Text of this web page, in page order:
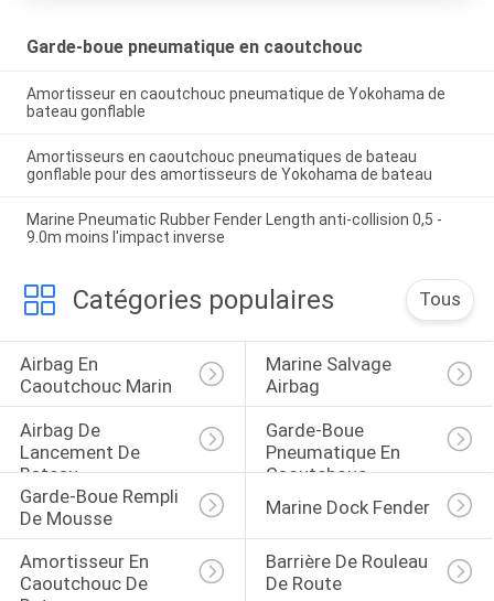
Garde-boue pneumatique en caoutchouc
Amortisseur en caoutchouc pneumatique de Yokohama de
bateau gonflable
Amortisseurs en caoutchouc pneumatiques de bateau
gonflable pour des amortisseurs de Yokohama de bateau
Marine Pneumatic Rubber Fender Length anti-collision 0,5 -
9.0m moins l'impact inverse
Catégories populaires Tous
Airbag En
Caoutchouc Marin
Marine Salvage
Airbag
Airbag De
Lancement De
Bateau
Garde-Boue
Pneumatique En
Caoutchouc
Garde-Boue Rempli
De Mousse
Marine Dock Fender
Amortisseur En
Caoutchouc De
Barrière De Rouleau
De Route